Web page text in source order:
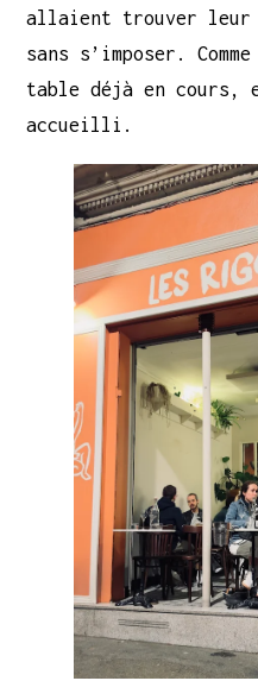
allaient trouver leur
sans s’imposer.
table déjà en cours,
accueilli.